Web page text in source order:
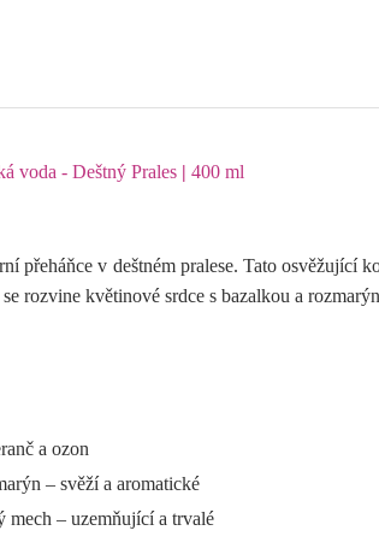
voda - Deštný Prales | 400 ml
přeháňce v deštném pralese. Tato
rozvine květinové srdce s bazalkou a
a ozon
– svěží a aromatické
mech – uzemňující a trvalé